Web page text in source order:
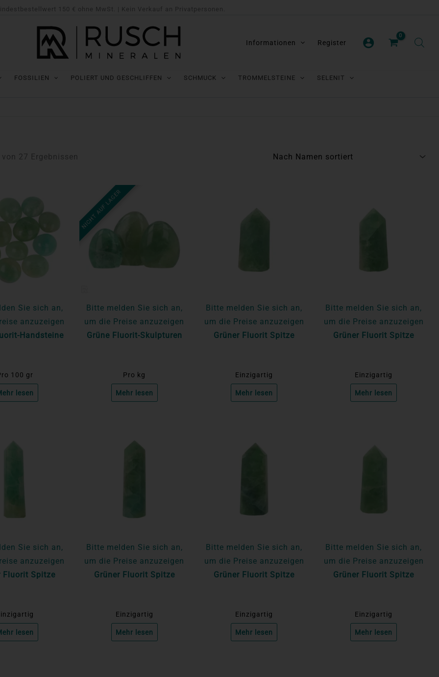
150 € ohne MwSt. | Kein Verkauf an Privatpersonen.
Informationen Register
FOSSILIEN POLIERT UND GESCHLIFFEN SCHMUCK TROMMELSTEINE
SELENIT
27 Ergebnissen
Sie sich an,
anzuzeigen
Handsteine
100 gr
lesen
NICHT AUF LAGER
Bitte melden Sie sich an,
um die Preise anzuzeigen
Grüne Fluorit-Skulpturen
Pro kg
Mehr lesen
Bitte melden Sie sich an,
um die Preise anzuzeigen
Grüner Fluorit Spitze
Einzigartig
Mehr lesen
Bitte melden Sie sich an,
um die Preise anzuzeigen
Grüner Fluorit Spitze
Einzigartig
Mehr lesen
Sie sich an,
anzuzeigen
Fluorit Spitze
lesen
Bitte melden Sie sich an,
um die Preise anzuzeigen
Grüner Fluorit Spitze
Einzigartig
Mehr lesen
Bitte melden Sie sich an,
um die Preise anzuzeigen
Grüner Fluorit Spitze
Einzigartig
Mehr lesen
Bitte melden Sie sich an,
um die Preise anzuzeigen
Grüner Fluorit Spitze
Einzigartig
Mehr lesen